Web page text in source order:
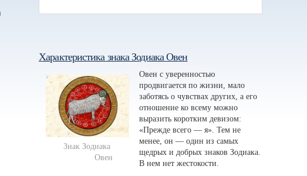
Характеристика знака Зодиака Овен
Знак Зодиака
Овен
Овен с уверенностью
продвигается по жизни, мало
заботясь о чувствах других, а его
отношение ко всему можно
выразить коротким девизом:
«Прежде всего — я». Тем не
менее, он — один из самых
щедрых и добрых знаков Зодиака.
В нем нет жестокости.